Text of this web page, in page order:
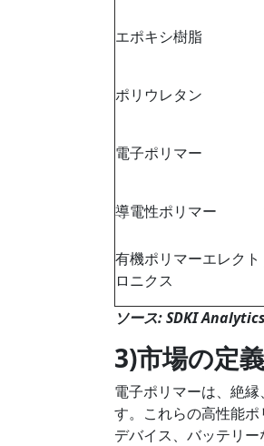
エポキシ樹脂
ポリウレタン
電子ポリマー
導電性ポリマー
有機ポリマーエレクト
ロニクス
ソース: SDKI
3)市場の定
電子ポリマーは、絶
す。これらの高性能
デバイス、バッテリー